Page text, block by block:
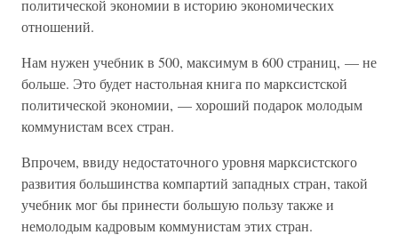
политической экономии в историю экономических
отношений.
Нам нужен учебник в 500, максимум в 600 страниц, — не
больше. Это будет настольная книга по марксистской
политической экономии, — хороший подарок молодым
коммунистам всех стран.
Впрочем, ввиду недостаточного уровня марксистского
развития большинства компартий западных стран, такой
учебник мог бы принести большую пользу также и
немолодым кадровым коммунистам этих стран.